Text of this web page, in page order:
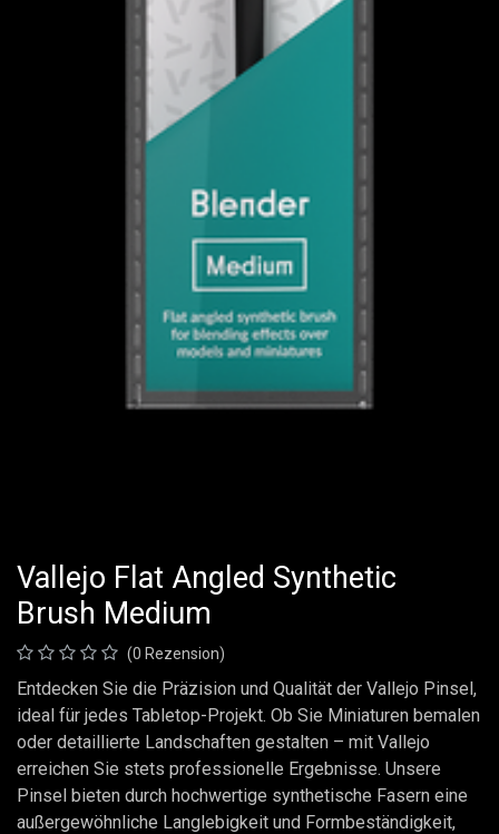
Vallejo Flat Angled Synthetic
Brush Medium
(0 Rezension)
Entdecken Sie die Präzision und Qualität der Vallejo Pinsel,
ideal für jedes Tabletop-Projekt. Ob Sie Miniaturen bemalen
oder detaillierte Landschaften gestalten – mit Vallejo
erreichen Sie stets professionelle Ergebnisse. Unsere
Pinsel bieten durch hochwertige synthetische Fasern eine
außergewöhnliche Langlebigkeit und Formbeständigkeit,